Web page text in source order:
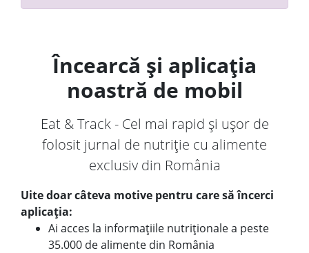
Încearcă și aplicația
noastră de mobil
Eat & Track - Cel mai rapid și ușor de
folosit jurnal de nutriție cu alimente
exclusiv din România
Uite doar câteva motive pentru care să încerci
aplicația:
Ai acces la informațiile nutriționale a peste
35.000 de alimente din România